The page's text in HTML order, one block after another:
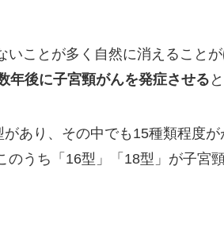
いことが多く自然に消えることが
年後に子宮頸がんを発症させる
あり、その中でも15種類程度
のうち「16型」「18型」が子宮